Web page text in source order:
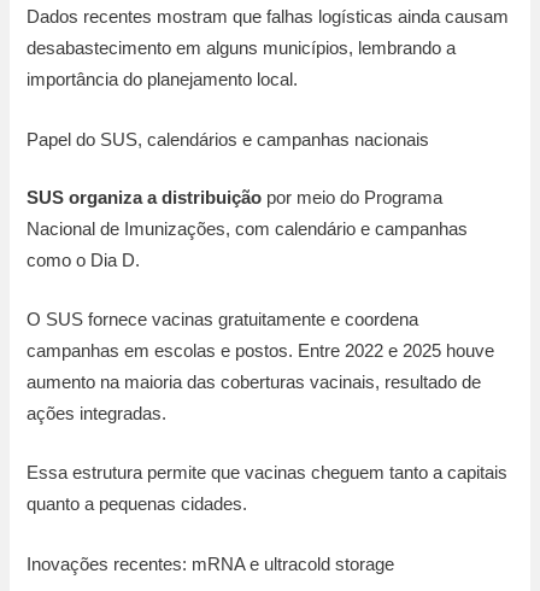
Dados recentes mostram que falhas logísticas ainda causam
desabastecimento em alguns municípios, lembrando a
importância do planejamento local.
Papel do SUS, calendários e campanhas nacionais
SUS organiza a distribuição por meio do Programa
Nacional de Imunizações, com calendário e campanhas
como o Dia D.
O SUS fornece vacinas gratuitamente e coordena
campanhas em escolas e postos. Entre 2022 e 2025 houve
aumento na maioria das coberturas vacinais, resultado de
ações integradas.
Essa estrutura permite que vacinas cheguem tanto a capitais
quanto a pequenas cidades.
Inovações recentes: mRNA e ultracold storage